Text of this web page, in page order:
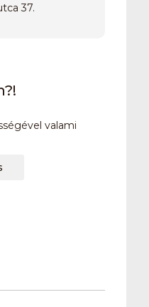
37.
valami